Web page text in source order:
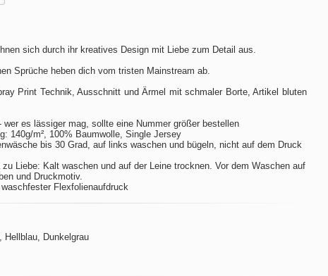
sich durch ihr kreatives Design mit Liebe zum Detail aus.
Sprüche heben dich vom tristen Mainstream ab.
Print Technik, Ausschnitt und Ärmel mit schmaler Borte, Artikel bluten
wer es lässiger mag, sollte eine Nummer größer bestellen
140g/m², 100% Baumwolle, Single Jersey
bis 30 Grad, auf links waschen und bügeln, nicht auf dem Druck
Liebe: Kalt waschen und auf der Leine trocknen. Vor dem Waschen auf
und Druckmotiv.
waschfester Flexfolienaufdruck
Hellblau, Dunkelgrau